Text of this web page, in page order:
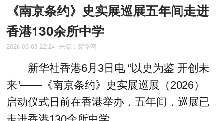
《南京条约》史实展巡展五年间走进
香港130余所中学
2026-06-03 22:24 来源：新华网
新华社香港6月3日电 “以史为鉴 开创未
来”——《南京条约》史实展巡展（2026）
启动仪式日前在香港举办，五年间，巡展已